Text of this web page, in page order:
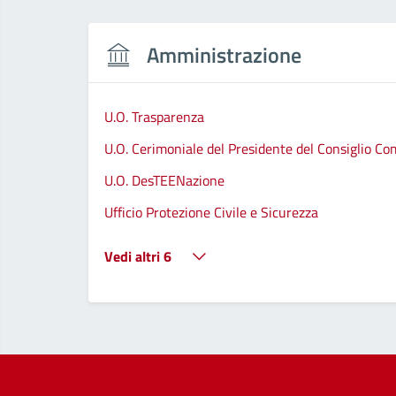
Amministrazione
U.O. Trasparenza
U.O. Cerimoniale del Presidente del Consiglio
U.O. DesTEENazione
Ufficio Protezione Civile e Sicurezza
Vedi altri 6